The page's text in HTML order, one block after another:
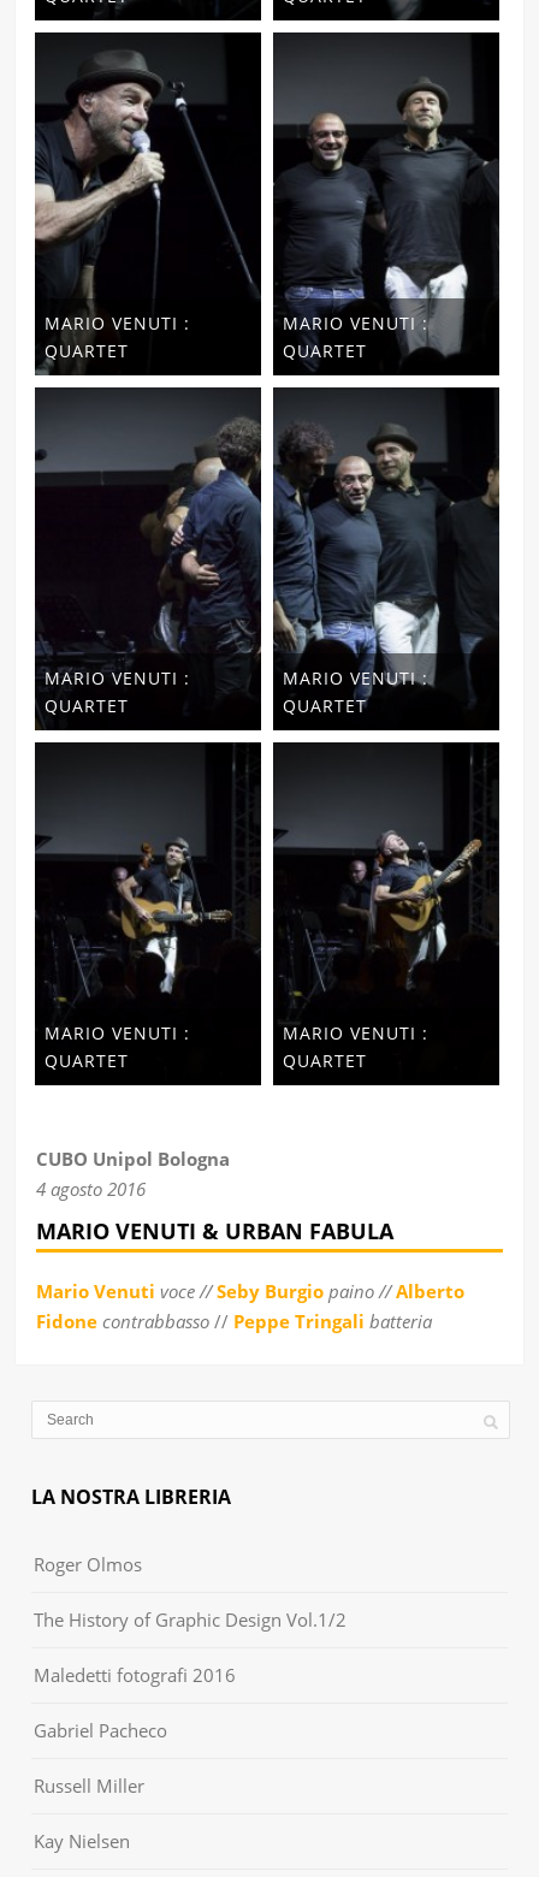
MARIO VENUTI :
QUARTET
MARIO VENUTI :
QUARTET
MARIO VENUTI :
QUARTET
MARIO VENUTI :
QUARTET
MARIO VENUTI :
QUARTET
MARIO VENUTI :
QUARTET
CUBO Unipol Bologna
4 agosto 2016
MARIO VENUTI & URBAN FABULA
Mario Venutivoce //Seby Burgio paino //Alberto
Fidone contrabbasso // Peppe Tringali batteria
LA NOSTRA LIBRERIA
Roger Olmos
The History of Graphic Design Vol.1/2
Maledetti fotografi 2016
Gabriel Pacheco
Russell Miller
Kay Nielsen